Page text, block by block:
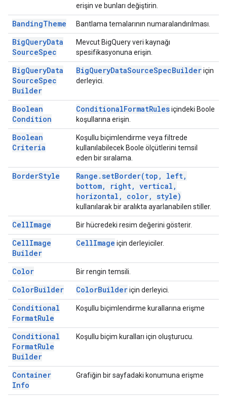
erişin ve bunları değiştirin.
BandingTheme Bantlama temalarının numaralandırılması.
BigQueryData
SourceSpec
Mevcut BigQuery veri kaynağı
spesifikasyonuna erişin.
BigQueryData
SourceSpec
Builder
BigQueryDataSourceSpecBuilderiçin
derleyici.
Boolean
Condition
ConditionalFormatRulesiçindeki Boole
koşullarına erişin.
Boolean
Criteria
Koşullu biçimlendirme veya filtrede
kullanılabilecek Boole ölçütlerini temsil
eden bir sıralama.
BorderStyle Range .setBorder(top , left,
bottom, right, vertical ,
horizontal , color, style)
kullanılarak bir aralıkta ayarlanabilen stiller.
CellImage Bir hücredeki resim değerini gösterir.
CellImage
Builder
CellImage için derleyiciler.
Color Bir rengin temsili.
ColorBuilder ColorBuilderiçin derleyici.
Conditional
FormatRule
Koşullu biçimlendirme kurallarına erişme
Conditional
FormatRule
Builder
Koşullu biçim kuralları için oluşturucu.
Container
Info
Grafiğin bir sayfadaki konumuna erişme